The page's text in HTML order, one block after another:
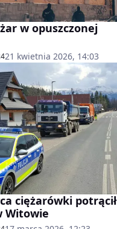
w opuszczonej
21 kwietnia 2026, 14:03
ciężarówki potrącił
Witowie